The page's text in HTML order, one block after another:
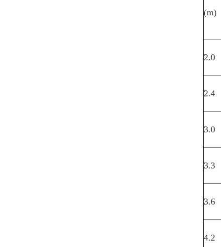
(m)
2.0
2.4
3.0
3.3
3.6
4.2